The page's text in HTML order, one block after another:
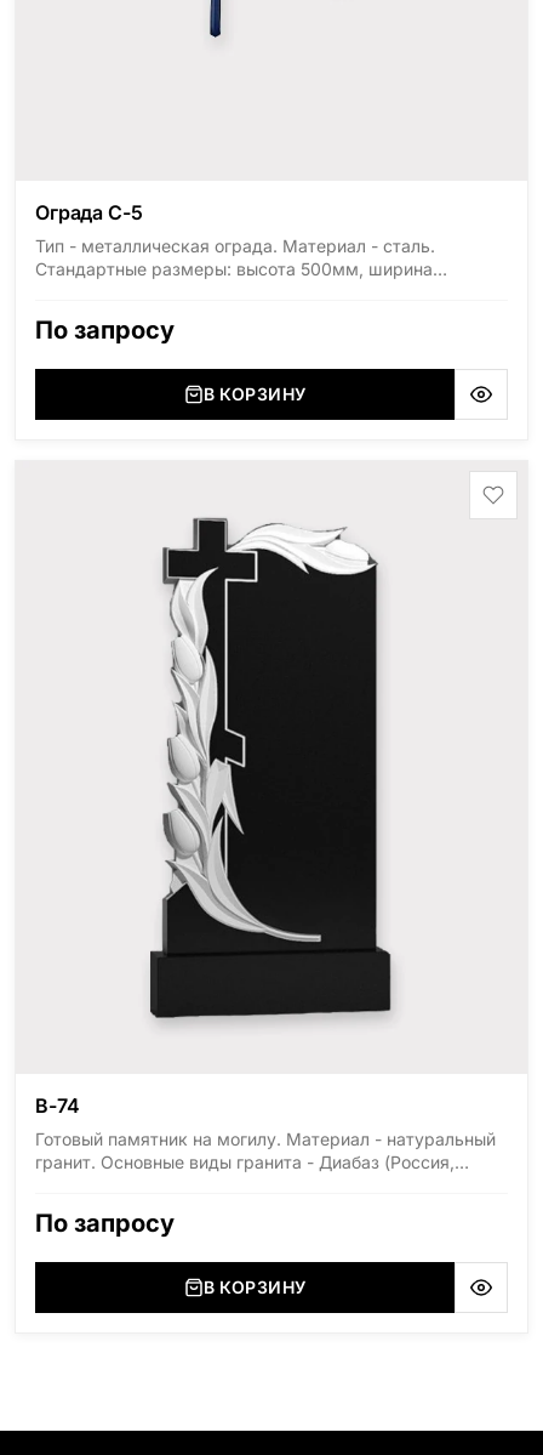
Ограда С-5
Тип - металлическая ограда. Материал - сталь.
Стандартные размеры: высота 500мм, ширина
По запросу
В КОРЗИНУ
В-74
Готовый памятник на могилу. Материал - натуральный
гранит. Основные виды гранита - Диабаз (Россия,
(Украина, Житомерская область), Лабродарит
(Украина, Житомерская область), Сюксюансаари
(Россия, Карелия), Амфиболит (Россия, Мурманская
По запросу
В КОРЗИНУ